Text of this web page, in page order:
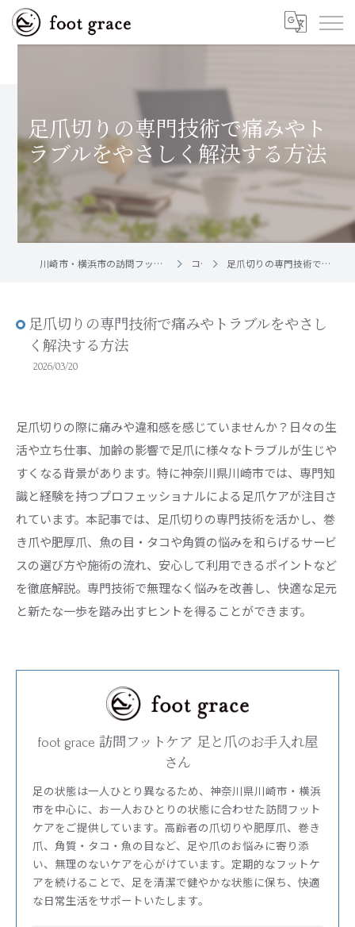
足爪切りの専門技術で痛みやト
ラブルをやさしく解決する方法
川崎市・横浜市の訪問フットケア｜足と爪のお手入れ屋さん foot grace コラム 足爪切りの専門技術で痛みやトラブルをやさしく解決する方法
足爪切りの専門技術で痛みやトラブルをやさし
く解決する方法
2026/03/20
足爪切りの際に痛みや違和感を感じていませんか？日々の生
活や立ち仕事、加齢の影響で足爪に様々なトラブルが生じや
すくなる背景があります。特に神奈川県川崎市では、専門知
識と経験を持つプロフェッショナルによる足爪ケアが注目さ
れています。本記事では、足爪切りの専門技術を活かし、巻
き爪や肥厚爪、魚の目・タコや角質の悩みを和らげるサービ
スの選び方や施術の流れ、安心して利用できるポイントなど
を徹底解説。専門技術で無理なく悩みを改善し、快適な足元
と新たな一歩を踏み出すヒントを得ることができます。
foot grace 訪問フットケア 足と爪のお手入れ屋
さん
足の状態は一人ひとり異なるため、神奈川県川崎市・横浜
市を中心に、お一人おひとりの状態に合わせた訪問フット
ケアをご提供しています。高齢者の爪切りや肥厚爪、巻き
爪、角質・タコ・魚の目など、足や爪のお悩みに寄り添
い、無理のないケアを心がけています。定期的なフットケ
アを続けることで、足を清潔で健やかな状態に保ち、快適
な日常生活をサポートいたします。